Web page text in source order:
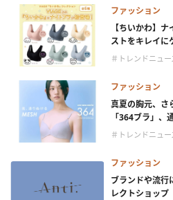
ファッション
【ちいかわ】
ストをキレイに
＃トレンドニュー
ファッション
真夏の胸元、さ
「364ブラ」、
＃トレンドニュー
ファッション
ブランドや流行
レクトショップ